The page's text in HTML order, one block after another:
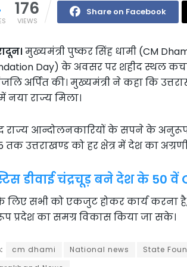
176
VIEWS
Share on Facebook
मुख्यमंत्री पुष्कर सिंह धामी (CM
Day) के अवसर पर शहीद स्थल
अर्पित की। मुख्यमंत्री ने कहा कि
नया राज्य मिला।
राज्य आन्दोलनकारियों के सपने के
तक उत्तराखण्ड को हर क्षेत्र में देश का
डीवाई चंद्रचूड़ बने देश के 50 वें
लिए सभी को एकजुट होकर कार्य करना
प्रदेश का समग्र विकास किया जा सके।
cm dhami National news
State